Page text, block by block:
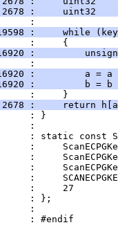
:     uint32
:
:     while
:     {
:
:
:         a = a
:         b = b
:     }
:     return
: }
:
: static const
:
:
:
:
:     27
: };
:
: #endif